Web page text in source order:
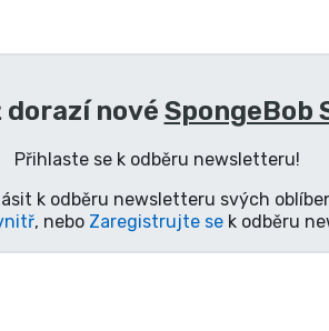
nové SpongeBob
Přihlaste se k odběru newsletteru!
k odběru newsletteru svých
, nebo Zaregistrujte sek odběru